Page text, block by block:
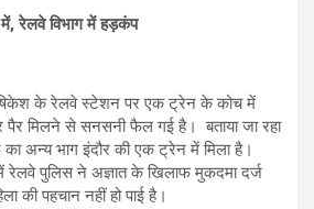
रेलवे विभाग में हड़कंप
के रेलवे स्टेशन पर एक ट्रेन के कोच में
मिलने से सनसनी फैल गई है। बताया जा रहा
अन्य भाग इंदौर की एक ट्रेन में मिला है।
रेलवे पुलिस ने अज्ञात के खिलाफ मुकदमा दर्ज
की पहचान नहीं हो पाई है।